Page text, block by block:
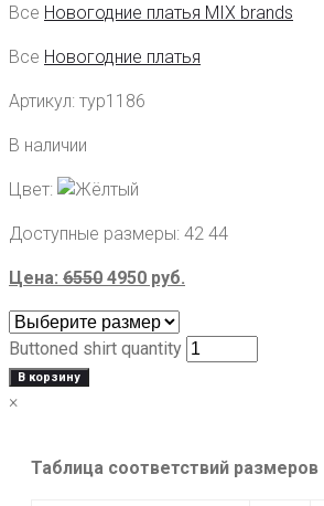
Все Новогодние платья MIX brands
Все Новогодние платья
Артикул: тур1186
В наличии
Цвет:
Доступные размеры: 42 44
Цена: 6550 4950 руб.
Buttoned shirt quantity
В корзину
×
Таблица соответствий размеров